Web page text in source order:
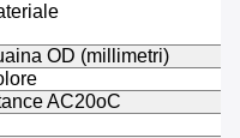
OD (millimetri)
AC20oC